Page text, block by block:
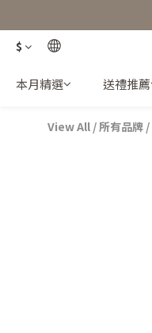
$
本月精選 送禮推薦
View All /所有品牌 /